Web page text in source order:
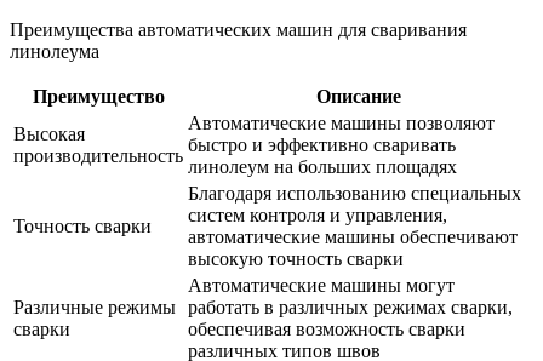
Преимущества автоматических машин для сваривания
линолеума
Преимущество
Описание
Высокая
производительность
Автоматические машины позволяют
быстро и эффективно сваривать
линолеум на больших площадях
Точность сварки
Благодаря использованию специальных
систем контроля и управления,
автоматические машины обеспечивают
высокую точность сварки
Различные режимы
сварки
Автоматические машины могут
работать в различных режимах сварки,
обеспечивая возможность сварки
различных типов швов